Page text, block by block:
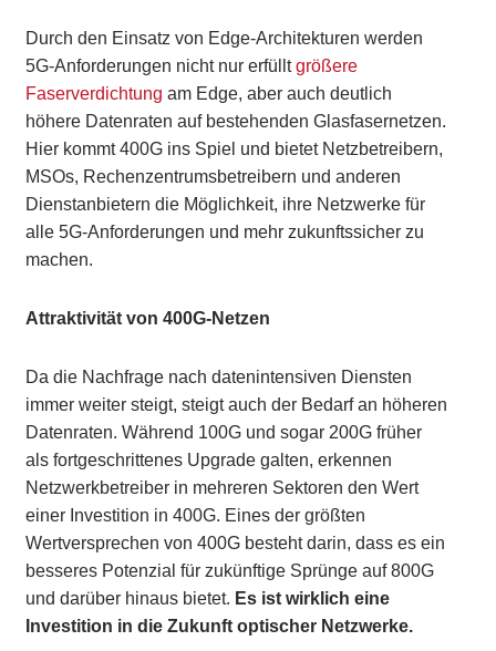
Durch den Einsatz von Edge-Architekturen werden
5G-Anforderungen nicht nur erfülltgrößere
Faserverdichtung am Edge, aber auch deutlich
höhere Datenraten auf bestehenden Glasfasernetzen.
Hier kommt 400G ins Spiel und bietet Netzbetreibern,
MSOs, Rechenzentrumsbetreibern und anderen
Dienstanbietern die Möglichkeit, ihre Netzwerke für
alle 5G-Anforderungen und mehr zukunftssicher zu
machen.
Attraktivität von 400G-Netzen
Da die Nachfrage nach datenintensiven Diensten
immer weiter steigt, steigt auch der Bedarf an höheren
Datenraten. Während 100G und sogar 200G früher
als fortgeschrittenes Upgrade galten, erkennen
Netzwerkbetreiber in mehreren Sektoren den Wert
einer Investition in 400G. Eines der größten
Wertversprechen von 400G besteht darin, dass es ein
besseres Potenzial für zukünftige Sprünge auf 800G
und darüber hinaus bietet. Es ist wirklich eine
Investition in die Zukunft optischer Netzwerke.